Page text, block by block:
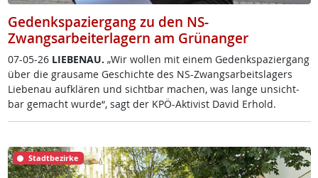
Gedenkspaziergang zu den NS-
Zwangsarbeiterlagern am Grünanger
07-05-26 LIE­BENAU. „Wir wol­len mit ei­nem Ge­denk­spa­zier­gang
über die grau­sa­me Ge­schich­te des NS-Zwangs­ar­beits­la­gers
Lie­benau auf­klä­ren und sicht­bar ma­chen, was lan­ge un­sicht­
bar ge­macht wur­de“, sagt der KPÖ-Ak­ti­vist Da­vid Er­hold.
Stadtbezirke